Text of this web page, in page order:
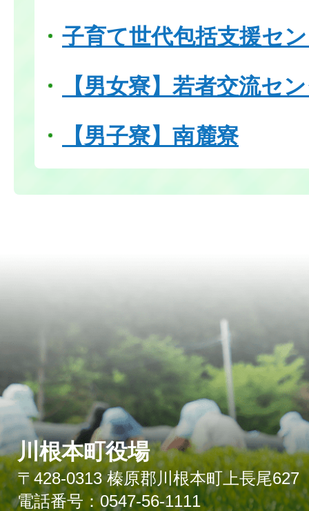
子育て世代包括支援セ
【男女寮】若者交流セ
【男子寮】南麓寮
川根本町役場
〒428-0313 榛原郡川根本町上長尾627
電話番号：0547-56-1111